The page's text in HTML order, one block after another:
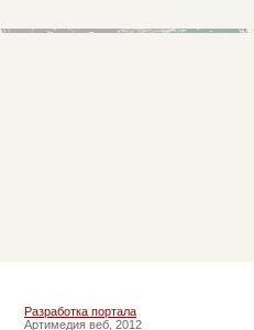
Разработка портала
Артимедия веб, 2012